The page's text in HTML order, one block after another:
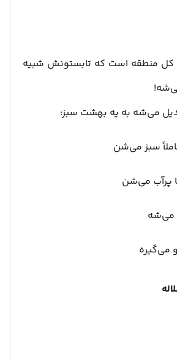
کل منطقه است که تابستونش شبیه
می‌شه به یه بهشت سبز:
سبز می‌شن
پرآب می‌شن
می‌شه
می‌گیره